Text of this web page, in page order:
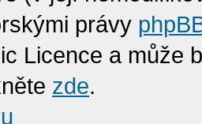
právy
Licence a může
zde.